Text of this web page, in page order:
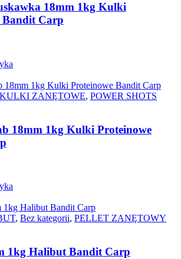
18mm 1kg Kulki
Bandit Carp
KULKI ZANĘTOWE, POWER SHOTS
18mm 1kg Kulki Proteinowe
, Bez kategorii, PELLET ZANĘTOWY
1kg Halibut Bandit Carp